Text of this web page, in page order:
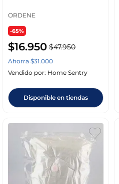
ORDENE
-65%
$16.950 $47.950
Ahorra $31.000
Vendido por: Home Sentry
Disponible en tiendas